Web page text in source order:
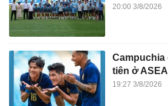
20:00 3/8/2026
Campuchia
tiên ở
19:27 3/8/2026